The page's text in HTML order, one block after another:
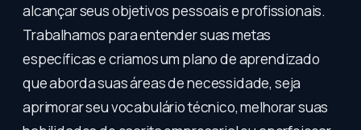
alcançar seus objetivos pessoais e profissionais.
Trabalhamos para entender suas metas
específicas e criamos um plano de aprendizado
que aborda suas áreas de necessidade, seja
aprimorar seu vocabulário técnico, melhorar suas